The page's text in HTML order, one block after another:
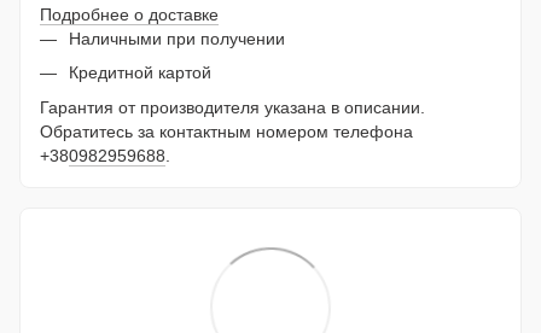
Подробнее о доставке
Наличными при получении
Кредитной картой
Гарантия от производителя указана в описании.
Обратитесь за контактным номером телефона
+380982959688